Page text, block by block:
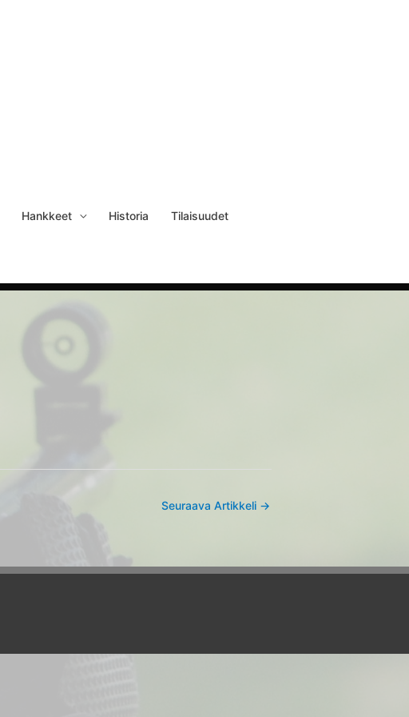
Hankkeet Historia Tilaisuudet
Seuraava Artikkeli →